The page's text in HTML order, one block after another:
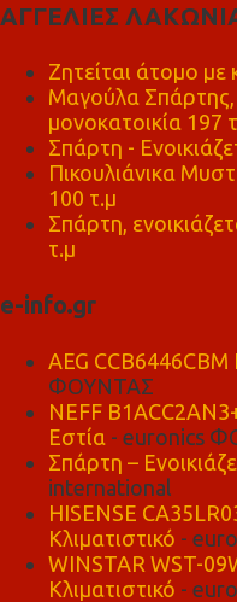
ΑΓΓΕΛΙΕΣ
Ζητείται άτομο με
Μαγούλα Σπάρτης,
μονοκατοικία 197
Σπάρτη -
Πικουλιάνικα
100 τ.μ
Σπάρτη,
τ.μ
e-info.gr
AEG
ΦΟΥΝΤΑΣ
NEFF
Εστία - euronics
Σπάρτη –
international
HISENSE
Κλιματιστικό -
WINSTAR WST-
Κλιματιστικό -